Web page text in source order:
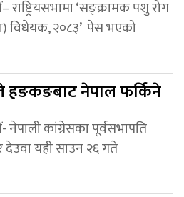
राष्ट्रियसभामा ‘सङ्क्रामक पशु रोग
विधेयक, २०८३’ पेस भएको
हङकङबाट नेपाल फर्किने
नेपाली कांग्रेसका पूर्वसभापति
देउवा यही साउन २६ गते